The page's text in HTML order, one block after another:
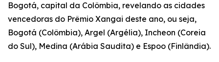
Bogotá, capital da Colômbia, revelando as cidades
vencedoras do Prêmio Xangai deste ano, ou seja,
Bogotá (Colômbia), Argel (Argélia), Incheon (Coreia
do Sul), Medina (Arábia Saudita) e Espoo (Finlândia).